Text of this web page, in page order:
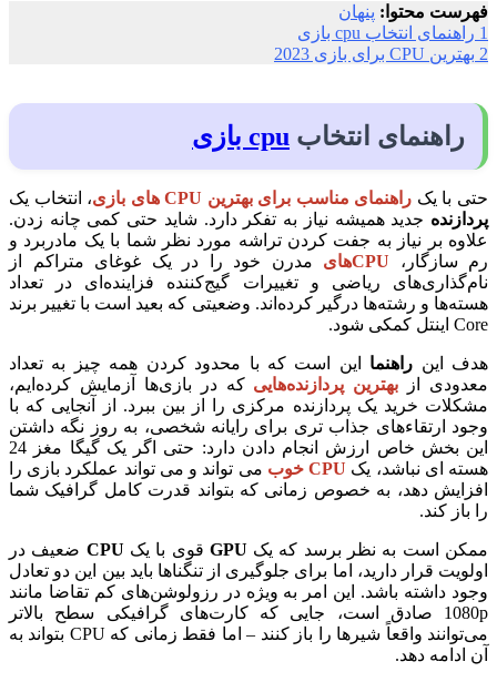
فهرست محتوا: پنهان
1 راهنمای انتخاب cpu بازی
2 بهترین CPU برای بازی 2023
راهنمای انتخاب cpu بازی
حتی با یک راهنمای مناسب برای بهترین CPU های بازی
، انتخاب یک
پردازنده جدید همیشه نیاز به تفکر دارد. شاید حتی کمی چانه زدن.
علاوه بر نیاز به جفت کردن تراشه مورد نظر شما با یک مادربرد و
رم سازگار، CPUهای
مدرن خود را در یک غوغای متراکم از
نام‌گذاری‌های ریاضی و تغییرات گیج‌کننده فزاینده‌ای در تعداد
هسته‌ها و رشته‌ها درگیر کرده‌اند. وضعیتی که بعید است با تغییر برند
Core اینتل کمکی شود.
هدف این راهنما
این است که با محدود کردن همه چیز به تعداد
معدودی از بهترین پردازنده‌هایی که در بازی‌ها آزمایش کرده‌ایم،
مشکلات خرید یک پردازنده مرکزی را از بین ببرد. از آنجایی که با
وجود ارتقاءهای جذاب تری برای رایانه شخصی، به روز نگه داشتن
این بخش خاص ارزش انجام دادن دارد: حتی اگر یک گیگا مغز 24
هسته ای نباشد، یک CPU خوب
می تواند و می تواند عملکرد بازی را
افزایش دهد، به خصوص زمانی که بتواند قدرت کامل گرافیک شما
را باز کند.
ممکن است به نظر برسد که یک GPU قوی با یک CPU ضعیف در
اولویت قرار دارید، اما برای جلوگیری از تنگناها باید بین این دو تعادل
وجود داشته باشد. این امر به ویژه در رزولوشن‌های کم تقاضا مانند
1080p صادق است، جایی که کارت‌های گرافیکی سطح بالاتر
می‌توانند واقعاً شیرها را باز کنند – اما فقط زمانی که CPU بتواند به
آن ادامه دهد.